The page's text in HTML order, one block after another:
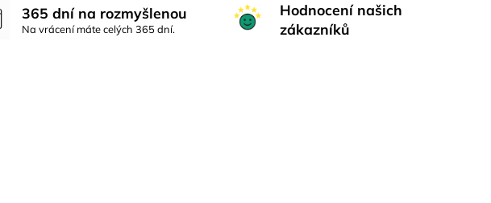
365 dní na rozmyšlenou
Na vrácení máte celých 365 dní.
Hodnocení našich
zákazníků